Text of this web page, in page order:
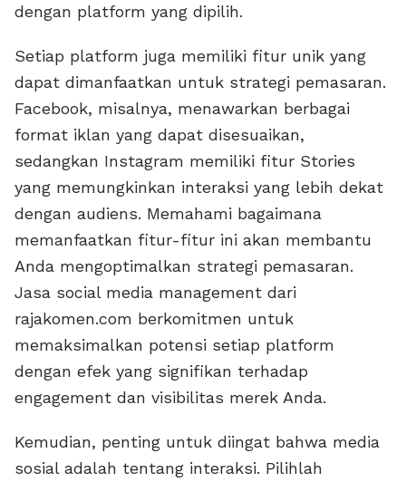
dengan platform yang dipilih.
Setiap platform juga memiliki fitur unik yang
dapat dimanfaatkan untuk strategi pemasaran.
Facebook, misalnya, menawarkan berbagai
format iklan yang dapat disesuaikan,
sedangkan Instagram memiliki fitur Stories
yang memungkinkan interaksi yang lebih dekat
dengan audiens. Memahami bagaimana
memanfaatkan fitur-fitur ini akan membantu
Anda mengoptimalkan strategi pemasaran.
Jasa social media management dari
rajakomen.com berkomitmen untuk
memaksimalkan potensi setiap platform
dengan efek yang signifikan terhadap
engagement dan visibilitas merek Anda.
Kemudian, penting untuk diingat bahwa media
sosial adalah tentang interaksi. Pilihlah